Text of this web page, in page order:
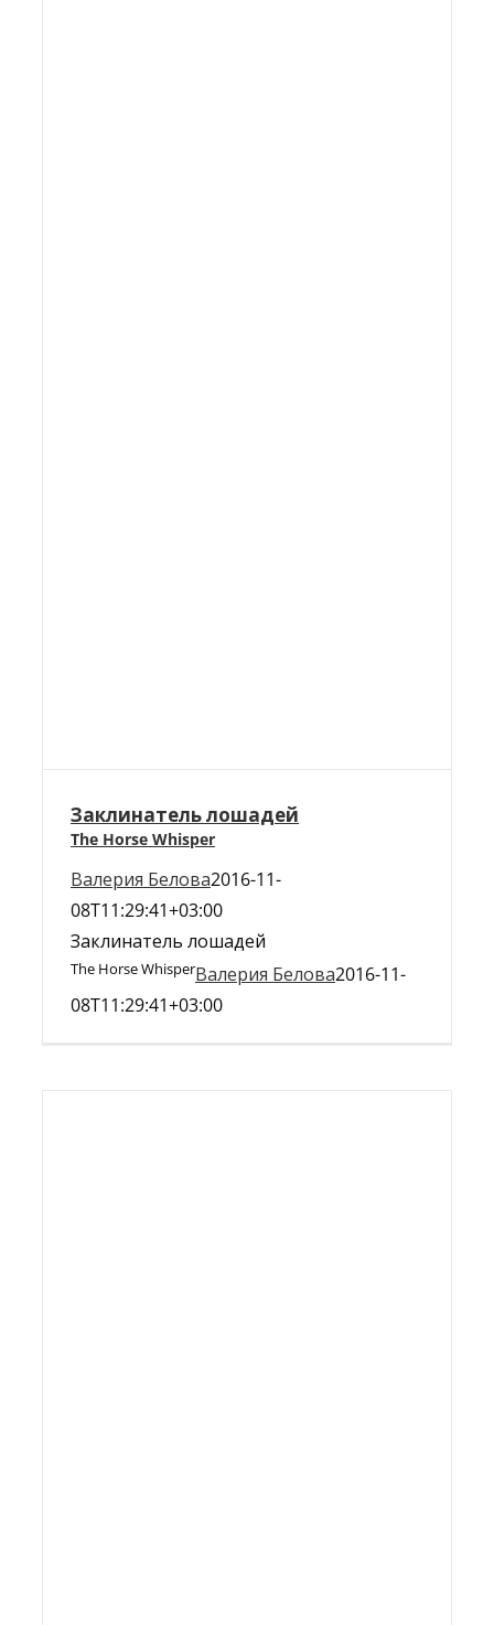
Заклинатель лошадей
The Horse Whisper
Валерия Белова2016-11-
08T11:29:41+03:00
Заклинатель лошадей
The Horse WhisperВалерия Белова2016-11-
08T11:29:41+03:00